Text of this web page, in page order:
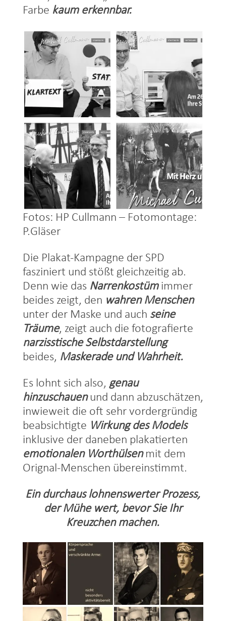
Farbe kaum erkennbar.
Fotos: HP Cullmann – Fotomontage:
P.Gläser
Die Plakat-Kampagne der SPD
fasziniert und stößt gleichzeitig ab.
Denn wie das Narrenkostümimmer
beides zeigt, den wahren Menschen
unter der Maske und auch seine
Träume, zeigt auch die fotografierte
narzisstische Selbstdarstellung
beides, Maskerade und Wahrheit.
Es lohnt sich also, genau
hinzuschauenund dann abzuschätzen,
inwieweit die oft sehr vordergründig
beabsichtigte Wirkung des Models
inklusive der daneben plakatierten
emotionalen Worthülsenmit dem
Orignal-Menschen übereinstimmt.
Ein durchaus lohnenswerter Prozess,
der Mühe wert, bevor Sie Ihr
Kreuzchen machen.